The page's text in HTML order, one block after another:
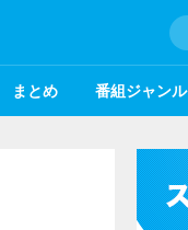
まとめ 番組ジャンル